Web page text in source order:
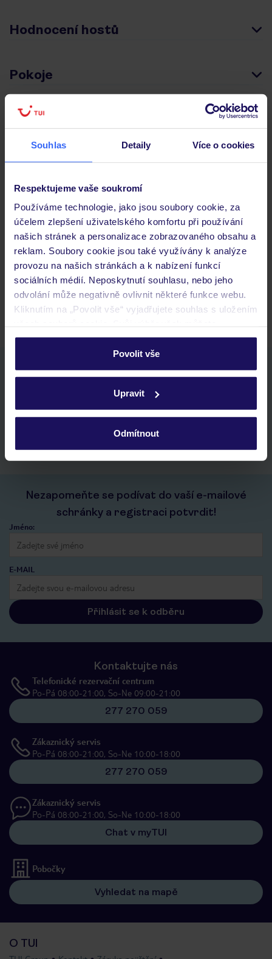
Souhlas Detaily Více o cookies
Respektujeme vaše soukromí
Používáme technologie, jako jsou soubory cookie, za
účelem zlepšení uživatelského komfortu při používání
našich stránek a personalizace zobrazovaného obsahu a
reklam. Soubory cookie jsou také využívány k analýze
provozu na našich stránkách a k nabízení funkcí
sociálních médií. Neposkytnutí souhlasu, nebo jeho
odvolání může negativně ovlivnit některé funkce webu.
Kliknutím na „Povolit vše“ vyjadřujete souhlas s uložením
personalizovat v sekci „Personalizace“.
Podrobné informace o souborech cookie naleznete v
ochrany osobních údajů.
Povolit vše
Upravit
Odmítnout
Hodnocení hostů
Pokoje
Stravování
Důležité informace
Často kladené otázky
Jaké doklady jsou potřebné při cestování?
Budeme ubytováni ihned po příjezdu do hotelu?
Kam jít po přistání a vyzvednutí zavazadel?
Zobrazit další
Stáhněte si bezplatnou aplikaci TUI
seznam oblíbených nabídek a možnost jejich sdílení
historie vyhledávání a naposledy zobrazené nabídky
kontakt s TUI a všechny informace o tvé rezervaci v myTUI
Nezapomeňte se podívat do vaší e-mailové
schránky a registraci potvrdit!
Jméno:
E-MAIL
Přihlásit se k odběru
Kontaktujte nás
Telefonické rezervační centrum
Po-Pá 08:00-21:00, So-Ne 09:00-21:00
277 270 059
Zákaznický servis
Po-Pá 08:00-21:00, So-Ne 10:00-18:00
277 270 059
Zákaznický servis
Po-Pá 08:00-21:00, So-Ne 10:00-18:00
Chat v myTUI
Pobočky
Vyhledat na mapě
O TUI